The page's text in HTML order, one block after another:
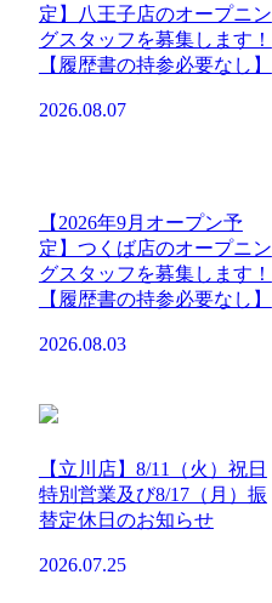
定】八王子店のオープニン
グスタッフを募集します！
【履歴書の持参必要なし】
2026.08.07
【2026年9月オープン予
定】つくば店のオープニン
グスタッフを募集します！
【履歴書の持参必要なし】
2026.08.03
【立川店】8/11（火）祝日
特別営業及び8/17（月）振
替定休日のお知らせ
2026.07.25